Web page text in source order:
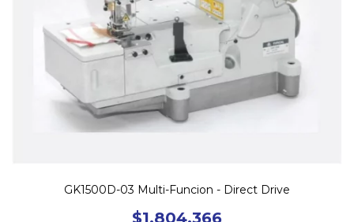
GK1500D-03 Multi-Funcion - Direct Drive
$1.804.366